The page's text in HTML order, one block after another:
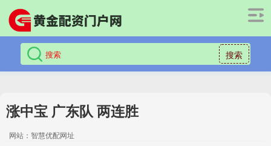
搜索
涨中宝 广东队 两连胜
网站：智慧优配网址